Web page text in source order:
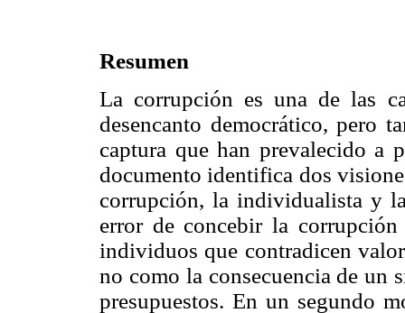
Resumen
La corrupción es una de las
desencanto democrático, pero
captura que han prevalecido a
documento identifica dos
corrupción, la individualista y
error de concebir la
individuos que contradicen
no como la consecuencia de un
presupuestos. En un segundo